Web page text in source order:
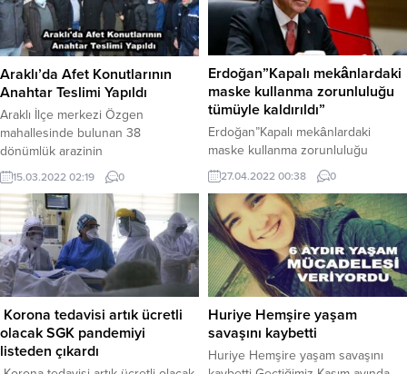
Araklı’da Afet Konutlarının
Anahtar Teslimi Yapıldı
Araklı İlçe merkezi Özgen
mahallesinde bulunan 38
dönümlük arazinin
kamulaştırılmasından sonra 14 blok
şeklinde inşa edilen konutlar için
yaklaşık 56 milyon TL bedelle ihale
yapılmıştı. Eğim ve kot farkından
dolayı zeminin güçlendirilmesi
amacıyla fore kazık sisteminin
kullandığı çalışmalar
tamamlandı.AFAD Müdürlüğü
tarafından noter huzurunda 40
dairenin kura çekim programı
gerçekleştirilmişti. Hak...
15.03.2022 02:19 0
Erdoğan”Kapalı mekânlardaki
maske kullanma zorunluluğu
tümüyle kaldırıldı”
Erdoğan”Kapalı mekânlardaki
maske kullanma zorunluluğu
tümüyle kaldırıldı” Cumhurbaşkanı
Erdoğan, Sağlık Bakanlığı Bilim
Kurulu toplantısı sonrası açıkladı
Cumhurbaşkanı Erdoğan, Sağlık
Bakanlığı Bilim Kurulu Üyelerini
kabulünde yaptığı açıklamada,
“Koronavirüs tedbirleri kapsamında
yaklaşık üç yıldır çeşitli
kapsamlarda uygulanan kapalı
mekânlardaki maske kullanma
zorunluluğu tümüyle kaldırılmıştır.
Sadece toplu taşım araçları ile
27.04.2022 00:38 0
Korona tedavisi artık ücretli
olacak SGK pandemiyi
listeden çıkardı
Huriye Hemşire yaşam
savaşını kaybetti
Huriye Hemşire yaşam savaşını